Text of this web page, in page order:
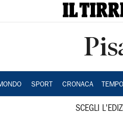
SPORT CRONACA
SCEGLI